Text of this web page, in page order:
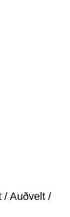
/ Auðvelt /